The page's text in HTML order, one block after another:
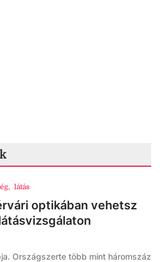
, látás
optikában vehetsz
Országszerte több mint háromszáz